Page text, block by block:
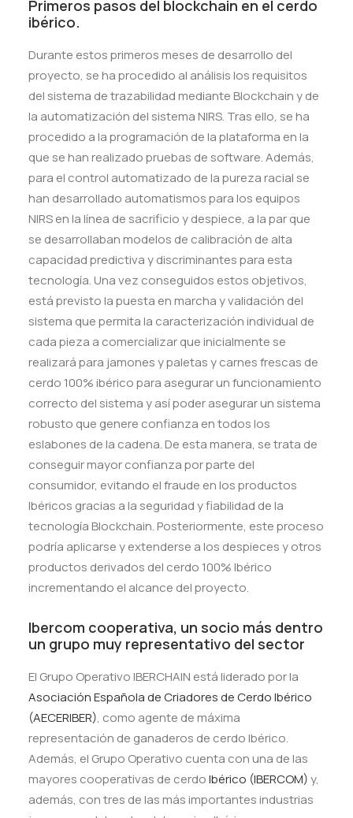
Primeros pasos del blockchain en el cerdo
ibérico.
Durante estos primeros meses de desarrollo del
proyecto, se ha procedido al análisis los requisitos
del sistema de trazabilidad mediante Blockchain y de
la automatización del sistema NIRS. Tras ello, se ha
procedido a la programación de la plataforma en la
que se han realizado pruebas de software. Además,
para el control automatizado de la pureza racial se
han desarrollado automatismos para los equipos
NIRS en la línea de sacrificio y despiece, a la par que
se desarrollaban modelos de calibración de alta
capacidad predictiva y discriminantes para esta
tecnología. Una vez conseguidos estos objetivos,
está previsto la puesta en marcha y validación del
sistema que permita la caracterización individual de
cada pieza a comercializar que inicialmente se
realizará para jamones y paletas y carnes frescas de
cerdo 100% ibérico para asegurar un funcionamiento
correcto del sistema y así poder asegurar un sistema
robusto que genere confianza en todos los
eslabones de la cadena. De esta manera, se trata de
conseguir mayor confianza por parte del
consumidor, evitando el fraude en los productos
Ibéricos gracias a la seguridad y fiabilidad de la
tecnología Blockchain. Posteriormente, este proceso
podría aplicarse y extenderse a los despieces y otros
productos derivados del cerdo 100% Ibérico
incrementando el alcance del proyecto.
Ibercom cooperativa, un socio más dentro
un grupo muy representativo del sector
El Grupo Operativo IBERCHAIN está liderado por la
Asociación Española de Criadores de Cerdo Ibérico
(AECERIBER), como agente de máxima
representación de ganaderos de cerdo Ibérico.
Además, el Grupo Operativo cuenta con una de las
mayores cooperativas de cerdoIbérico (IBERCOM)y,
además, con tres de las más importantes industrias